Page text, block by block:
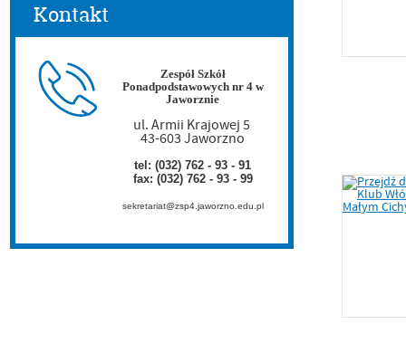
Kontakt
Zespół Szkół
Ponadpodstawowych nr 4 w
Jaworznie
ul. Armii Krajowej 5
43-603 Jaworzno
tel: (032) 762 - 93 - 91
fax: (032) 762 - 93 - 99
sekretariat@zsp4.jaworzno.edu.pl